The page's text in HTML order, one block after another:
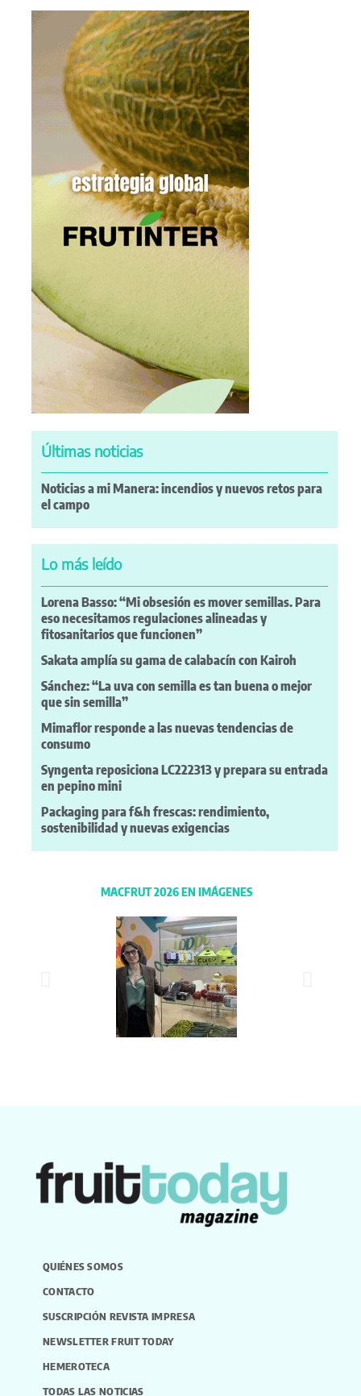
Últimas noticias
Noticias a mi Manera: incendios y nuevos retos para
el campo
Lo más leído
Lorena Basso: “Mi obsesión es mover semillas. Para
eso necesitamos regulaciones alineadas y
fitosanitarios que funcionen”
Sakata amplía su gama de calabacín con Kairoh
Sánchez: “La uva con semilla es tan buena o mejor
que sin semilla”
Mimaflor responde a las nuevas tendencias de
consumo
Syngenta reposiciona LC222313 y prepara su entrada
en pepino mini
Packaging para f&h frescas: rendimiento,
sostenibilidad y nuevas exigencias
MACFRUT 2026 EN IMÁGENES
QUIÉNES SOMOS
CONTACTO
SUSCRIPCIÓN REVISTA IMPRESA
NEWSLETTER FRUIT TODAY
HEMEROTECA
TODAS LAS NOTICIAS